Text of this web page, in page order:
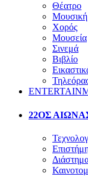
Θέατρο
Μουσική
Χορός
Μουσεία
Σινεμά
Βιβλίο
22ΟΣ